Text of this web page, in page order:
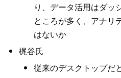
り、データ活用はダッ
ところが多く、アナリ
はないか
梶谷氏
従来のデスクトップだ